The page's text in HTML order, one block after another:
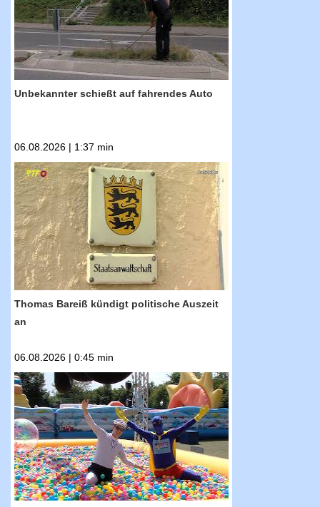
Unbekannter schießt auf fahrendes Auto
06.08.2026 | 1:37 min
RTF.1-Nachrichten: Thomas Bareiß kündigt
politische Auszeit an
Thomas Bareiß kündigt politische Auszeit
an
06.08.2026 | 0:45 min
RTF.1-Nachrichten: Tigerenten Club
Sommerspiele gewähren Blick hinter die
Kulissen der Dreharbeiten